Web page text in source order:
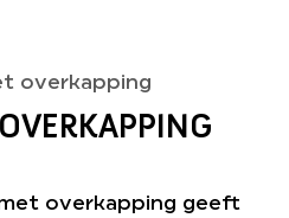
overkapping
overkapping geeft